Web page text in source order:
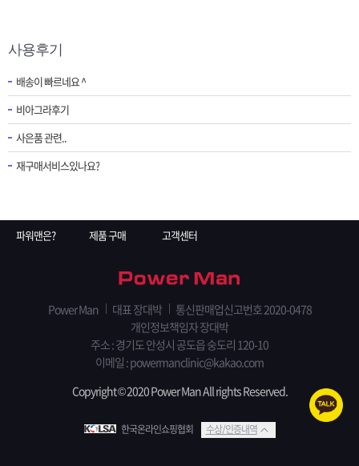
사용후기
배송이 빠르네요 ^
비아그라후기
사은품 관련..
재구매서비스있나요?
파워맨은? 제품 구매 고객센터
Power Man 대표 장대박
통신판매업신고번호 2020-0478
개인정보책임자 장대박
주소 : 경기도 안성시 공도읍 숭도리 120-10
이메일 : powermanclinic@kakao.com
Copyright © 2020 Power Man All rights Reserved.
한국온라인쇼핑협회 수상/인증내역